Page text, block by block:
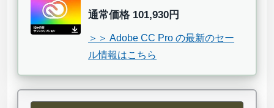
通常価格 101,930円
＞＞ Adobe CC Pro の最新のセー
ル情報はこちら